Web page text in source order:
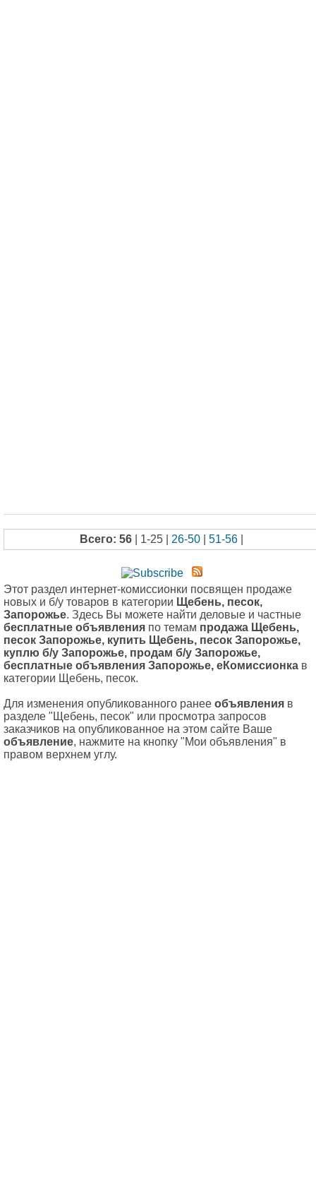
Всего: 56 | 1-25 | 26-50 51-56
Этот раздел интернет-комиссионки посвящен продаже
новых и б/у товаров в категории Щебень, песок,
Запорожье. Здесь Вы можете найти деловые и частные
бесплатные объявления по темам продажа Щебень,
песок Запорожье, купить Щебень, песок Запорожье,
куплю б/у Запорожье, продам б/у Запорожье,
бесплатные объявления Запорожье, еКомиссионка в
категории Щебень, песок.
Для изменения опубликованного ранее объявления в
разделе "Щебень, песок" или просмотра запросов
заказчиков на опубликованное на этом сайте Ваше
объявление, нажмите на кнопку "Мои объявления" в
правом верхнем углу.